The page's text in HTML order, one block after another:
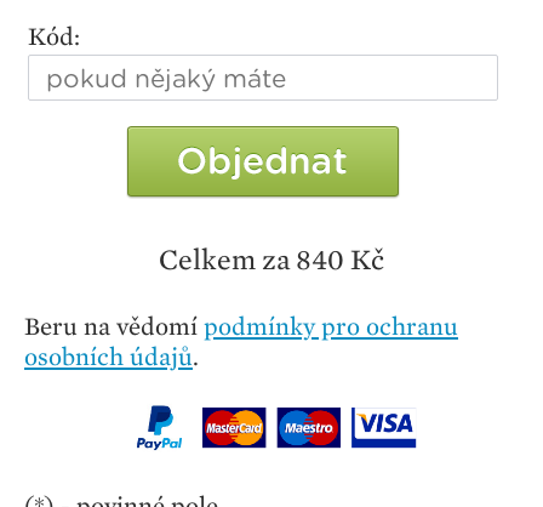
Kód:
Celkem za 840 Kč
Beru na vědomí podmínky pro ochranu
osobních údajů.